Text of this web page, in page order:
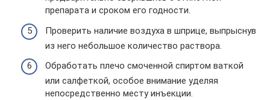
препарата и сроком его годности.
Проверить наличие воздуха в шприце, выпрыснув
из него небольшое количество раствора.
Обработать плечо смоченной спиртом ваткой
или салфеткой, особое внимание уделяя
непосредственно месту инъекции.